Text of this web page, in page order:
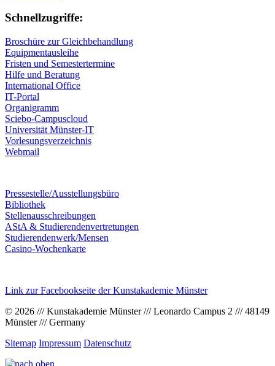
Schnellzugriffe:
Broschüre zur Gleichbehandlung
Equipmentausleihe
Fristen und Semestertermine
Hilfe und Beratung
International Office
IT-Portal
Organigramm
Sciebo-Campuscloud
Universität Münster-IT
Vorlesungsverzeichnis
Webmail
Pressestelle/Ausstellungsbüro
Bibliothek
Stellenausschreibungen
AStA & Studierendenvertretungen
Studierendenwerk/Mensen
Casino-Wochenkarte
Link zur Facebookseite der Kunstakademie Münster
© 2026 /// Kunstakademie Münster /// Leonardo Campus 2 /// 48149
Münster /// Germany
Sitemap Impressum Datenschutz